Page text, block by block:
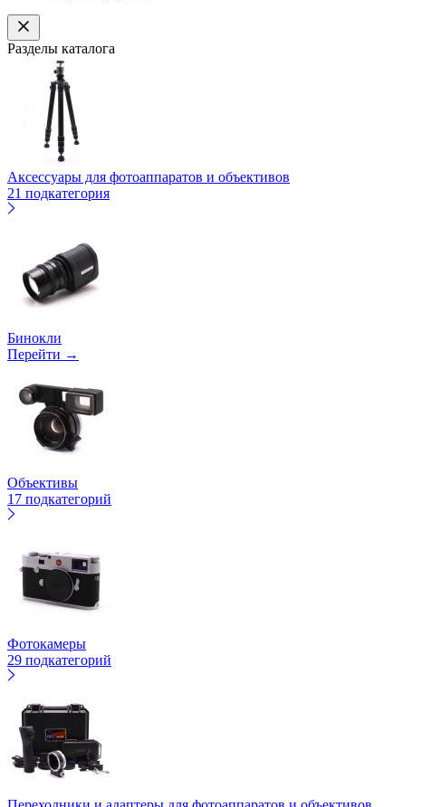
Разделы каталога
Аксессуары для фотоаппаратов и объективов
21 подкатегория
Бинокли
Перейти →
Объективы
17 подкатегорий
Фотокамеры
29 подкатегорий